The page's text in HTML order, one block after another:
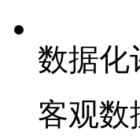
数据化
客观数